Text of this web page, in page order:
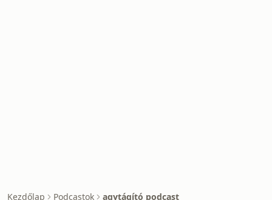
Kezdőlap Podcastok agytágító podcast